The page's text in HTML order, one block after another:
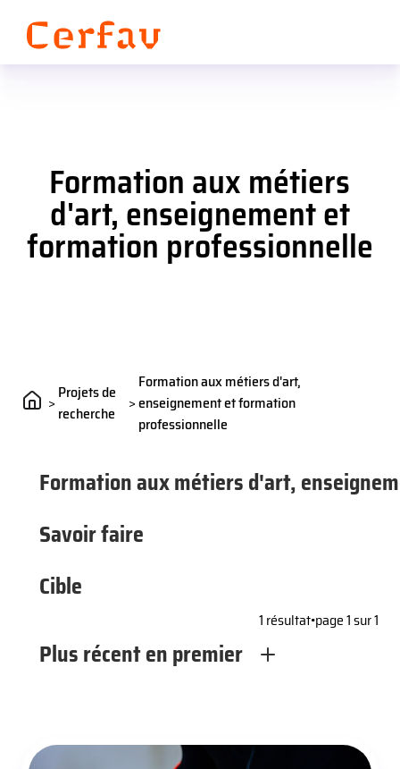
Formation aux métiers
d'art, enseignement et
formation professionnelle
>Projets de
recherche
>
Formation aux métiers d'art,
enseignement et formation
professionnelle
Formation aux métiers d'art,
Savoir faire
Cible
1 résultat•page 1 sur 1
Plus récent en premier